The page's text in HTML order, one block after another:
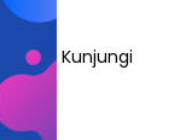
Kunjungi